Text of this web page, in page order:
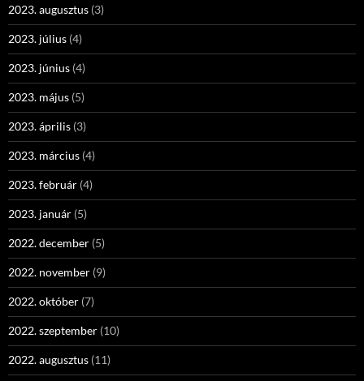
2023. augusztus (3)
2023. július (4)
2023. június (4)
2023. május (5)
2023. április (3)
2023. március (4)
2023. február (4)
2023. január (5)
2022. december (5)
2022. november (9)
2022. október (7)
2022. szeptember (10)
2022. augusztus (11)